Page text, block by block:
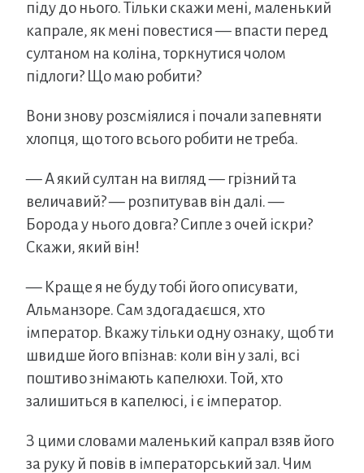
піду до нього. Тільки скажи мені, маленький
капрале, як мені повестися — впасти перед
султаном на коліна, торкнутися чолом
підлоги? Що маю робити?
Вони знову розсміялися і почали запевняти
хлопця, що того всього робити не треба.
— А який султан на вигляд — грізний та
величавий? — розпитував він далі. —
Борода у нього довга? Сипле з очей іскри?
Скажи, який він!
— Краще я не буду тобі його описувати,
Альманзоре. Сам здогадаєшся, хто
імператор. Вкажу тільки одну ознаку, щоб ти
швидше його впізнав: коли він у залі, всі
поштиво знімають капелюхи. Той, хто
залишиться в капелюсі, і є імператор.
З цими словами маленький капрал взяв його
за руку й повів в імператорський зал. Чим